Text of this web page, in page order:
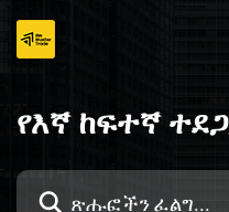
ይዘቱ
የእኛ ከፍተኛ